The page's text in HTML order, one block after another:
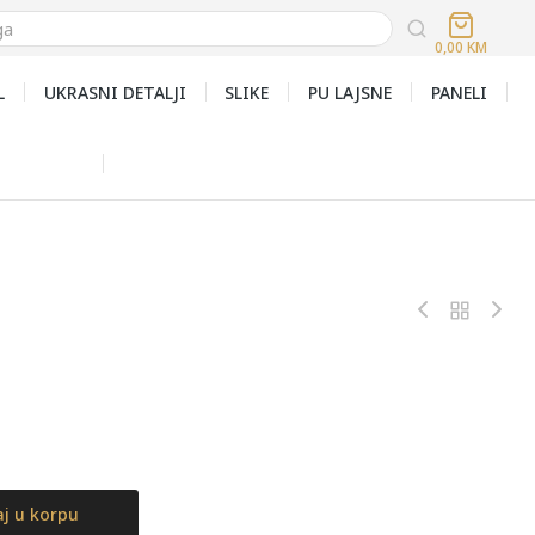
0,00 KM
UKRASNI DETALJI SLIKE PU LAJSNE PANELI
u korpu